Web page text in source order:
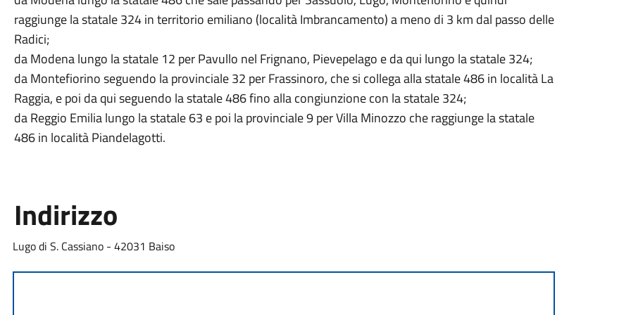
raggiunge la statale 324 in territorio emiliano (località Imbrancamento) a meno di 3 km dal passo delle
Radici;
da Modena lungo la statale 12 per Pavullo nel Frignano, Pievepelago e da qui lungo la statale 324;
da Montefiorino seguendo la provinciale 32 per Frassinoro, che si collega alla statale 486 in località La
Raggia, e poi da qui seguendo la statale 486 fino alla congiunzione con la statale 324;
da Reggio Emilia lungo la statale 63 e poi la provinciale 9 per Villa Minozzo che raggiunge la statale
486 in località Piandelagotti.
Indirizzo
Lugo di S. Cassiano - 42031 Baiso